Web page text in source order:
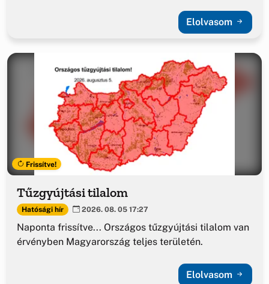
Elolvasom
Frissítve!
Tűzgyújtási tilalom
Hatósági hír 2026. 08. 05 17:27
Naponta frissítve... Országos tűzgyújtási tilalom van
érvényben Magyarország teljes területén.
Elolvasom